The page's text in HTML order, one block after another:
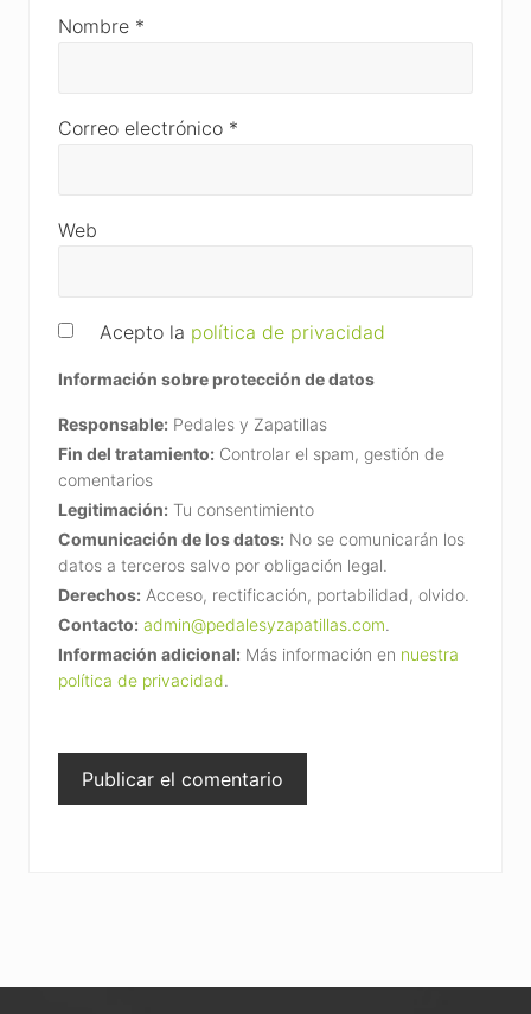
Nombre *
Correo electrónico *
Web
Acepto la política de privacidad
Información sobre protección de datos
Responsable: Pedales y Zapatillas
Fin del tratamiento: Controlar el spam, gestión de
comentarios
Legitimación: Tu consentimiento
Comunicación de los datos: No se comunicarán los
datos a terceros salvo por obligación legal.
Derechos: Acceso, rectificación, portabilidad, olvido.
Contacto: admin@pedalesyzapatillas.com.
Información adicional: Más información en nuestra
política de privacidad.